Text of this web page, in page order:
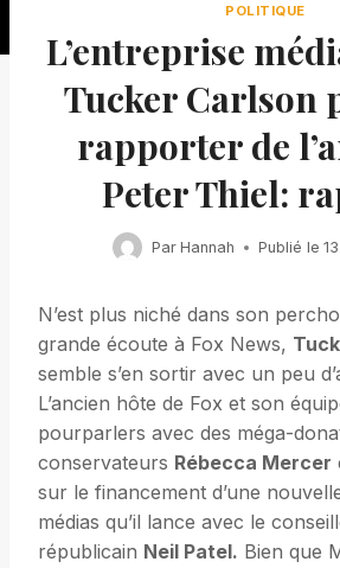
POLITIQUE
L’entreprise
Tucker Carlson
rapporter de
Peter Thiel:
Par Hannah Publié le
N’est plus niché dans son
grande écoute à Fox News,
semble s’en sortir avec un peu
L’ancien hôte de Fox et son
pourparlers avec des méga-
conservateurs Rébecca Mercer
sur le financement d’une
médias qu’il lance avec le
républicain Neil Patel. Bien que